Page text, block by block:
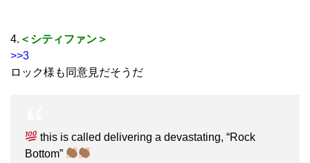
4. ＜シティファン＞
>>3
ロック様も同意見だそうだ
this is called delivering a devastating, “Rock
Bottom”